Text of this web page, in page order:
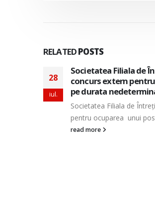
RELATEDPOSTS
28
iul.
Societatea Filiala de
pentru ocuparea a
perioada
Societatea Filiala de
doua posturi vacante de...
read more